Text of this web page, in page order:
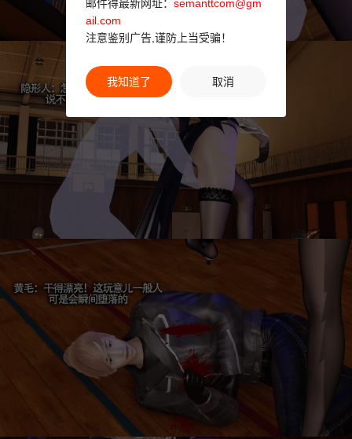
邮件得最新网址： semanttcom@gm
ail.com
注意鉴别广告,谨防上当受骗！
我知道了 取消